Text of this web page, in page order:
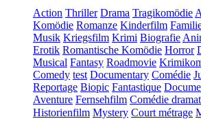
Action Thriller Drama Tragikomödie
Komödie Romanze Kinderfilm
Musik Kriegsfilm Krimi Biografie
Erotik Romantische Komödie Horror
Musical Fantasy Roadmovie
Comedy test Documentary Comédie
Reportage Biopic Fantastique
Aventure Fernsehfilm Comédie
Historienfilm Mystery Court métrage